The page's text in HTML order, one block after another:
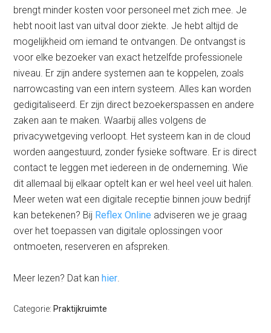
brengt minder kosten voor personeel met zich mee. Je
hebt nooit last van uitval door ziekte. Je hebt altijd de
mogelijkheid om iemand te ontvangen. De ontvangst is
voor elke bezoeker van exact hetzelfde professionele
niveau. Er zijn andere systemen aan te koppelen, zoals
narrowcasting van een intern systeem. Alles kan worden
gedigitaliseerd. Er zijn direct bezoekerspassen en andere
zaken aan te maken. Waarbij alles volgens de
privacywetgeving verloopt. Het systeem kan in de cloud
worden aangestuurd, zonder fysieke software. Er is direct
contact te leggen met iedereen in de onderneming. Wie
dit allemaal bij elkaar optelt kan er wel heel veel uit halen.
Meer weten wat een digitale receptie binnen jouw bedrijf
kan betekenen? Bij Reflex Online adviseren we je graag
over het toepassen van digitale oplossingen voor
ontmoeten, reserveren en afspreken.
Meer lezen? Dat kanhier.
Categorie: Praktijkruimte